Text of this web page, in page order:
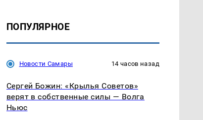
ПОПУЛЯРНОЕ
Новости Самары 14 часов назад
Сергей Божин: «Крылья Советов»
верят в собственные силы — Волга
Ньюс